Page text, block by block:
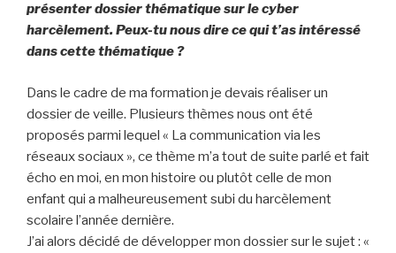
présenter dossier thématique sur le cyber
harcèlement. Peux-tu nous dire ce qui t’as intéressé
dans cette thématique ?
Dans le cadre de ma formation je devais réaliser un
dossier de veille. Plusieurs thèmes nous ont été
proposés parmi lequel « La communication via les
réseaux sociaux », ce thème m’a tout de suite parlé et fait
écho en moi, en mon histoire ou plutôt celle de mon
enfant qui a malheureusement subi du harcèlement
scolaire l’année dernière.
J’ai alors décidé de développer mon dossier sur le sujet : «